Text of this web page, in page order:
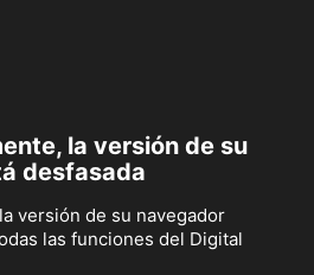
la versión de su
desfasada
versión de su navegador
las funciones del Digital